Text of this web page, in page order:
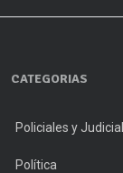
CATEGORIAS
Policiales y
Política